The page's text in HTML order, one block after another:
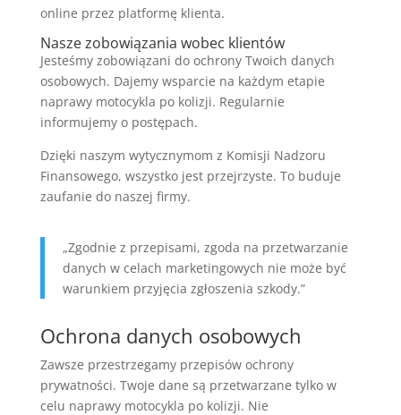
online przez platformę klienta.
Nasze zobowiązania wobec klientów
Jesteśmy zobowiązani do ochrony Twoich danych
osobowych. Dajemy wsparcie na każdym etapie
naprawy motocykla po kolizji. Regularnie
informujemy o postępach.
Dzięki naszym wytycznymom z Komisji Nadzoru
Finansowego, wszystko jest przejrzyste. To buduje
zaufanie do naszej firmy.
„Zgodnie z przepisami, zgoda na przetwarzanie
danych w celach marketingowych nie może być
warunkiem przyjęcia zgłoszenia szkody.”
Ochrona danych osobowych
Zawsze przestrzegamy przepisów ochrony
prywatności. Twoje dane są przetwarzane tylko w
celu naprawy motocykla po kolizji. Nie